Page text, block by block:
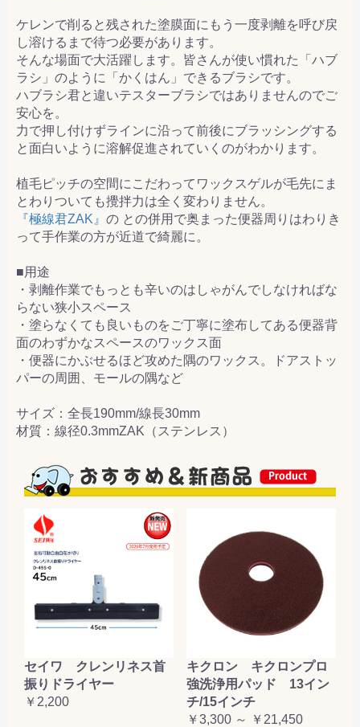
ケレンで削ると残された塗膜面にもう一度剥離を呼び戻
し溶けるまで待つ必要があります。
そんな場面で大活躍します。皆さんが使い慣れた「ハブ
ラシ」のように「かくはん」できるブラシです。
ハブラシ君と違いテスターブラシではありませんのでご
安心を。
力で押し付けずラインに沿って前後にブラッシングする
と面白いように溶解促進されていくのがわかります。
植毛ピッチの空間にこだわってワックスゲルが毛先にま
とわりついても攪拌力は全く変わりません。
『極線君ZAK』 の との併用で奥まった便器周りはわりき
って手作業の方が近道で綺麗に。
■用途
・剥離作業でもっとも辛いのはしゃがんでしなければな
らない狭小スペース
・塗らなくても良いものをご丁寧に塗布してある便器背
面のわずかなスペースのワックス面
・便器にかぶせるほど攻めた隅のワックス。ドアストッ
パーの周囲、モールの隅など
サイズ：全長190mm/線長30mm
材質：線径0.3mmZAK（ステンレス）
セイワ クレンリネス首
振りドライヤー
￥2,200
キクロン キクロンプロ
強洗浄用パッド 13イン
チ/15インチ
￥3,300 ～ ￥21,450